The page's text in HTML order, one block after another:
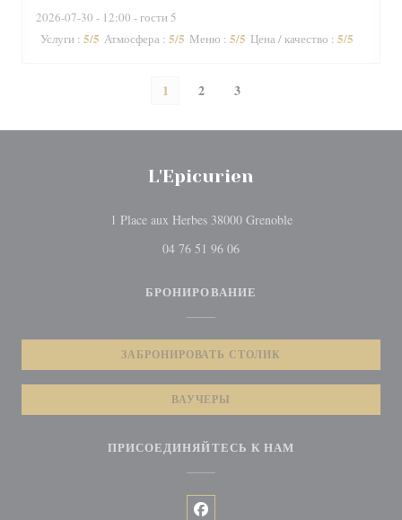
2026-07-30 - 12:00 - гости 5
Услуги : 5/5 Атмосфера : 5/5 Меню : 5/5 Цена / качество : 5/5
1 2 3
L'Epicurien
1 Place aux Herbes 38000 Grenoble((открывается в
04 76 51 96 06
БРОНИРОВАНИЕ
ЗАБРОНИРОВАТЬ СТОЛИК
ВАУЧЕРЫ
ПРИСОЕДИНЯЙТЕСЬ К НАМ